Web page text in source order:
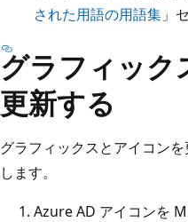
された用語の用語集 」
グラフィック
更新する
グラフィックスとアイコン
します。
Azure AD アイコンを